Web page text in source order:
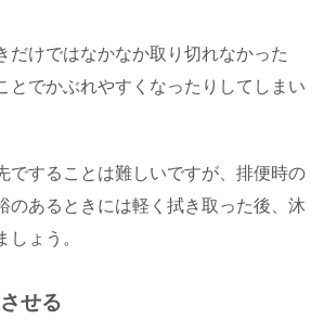
だけではなかなか取り切れなかった
とでかぶれやすくなったりしてしまい
ですることは難しいですが、排便時の
のあるときには軽く拭き取った後、沐
しょう。
せる